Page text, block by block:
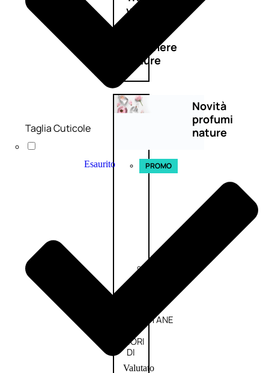
viso
Maschere
nature
Novità
profumi
nature
Esaurito PROMO
Donna
L’OCCITANE
EDT
FIORI
DI
Valutato
Taglia Cuticole